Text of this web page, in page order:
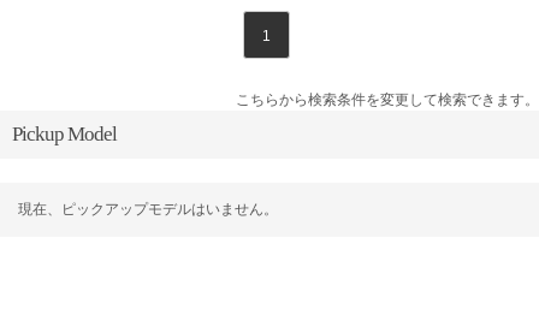
1
こちらから検索条件を変更して検索できます。
Pickup Model
現在、ピックアップモデルはいません。